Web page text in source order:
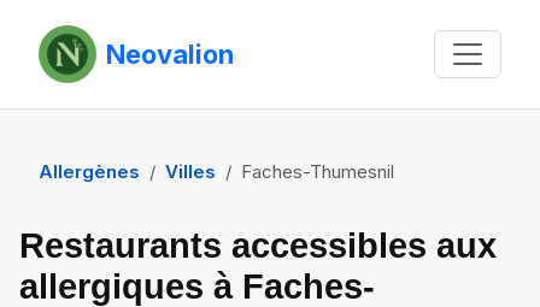
Neovalion
Allergènes Villes Faches-Thumesnil
Restaurants accessibles aux
allergiques à Faches-